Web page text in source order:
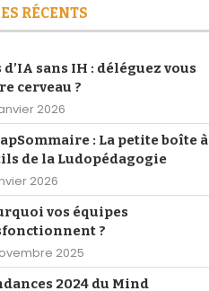
RÉCENTS
d’IA sans IH : déléguez vous
cerveau ?
2026
: La petite boîte à
de la Ludopédagogie
2026
vos équipes
?
2025
2024 du Mind